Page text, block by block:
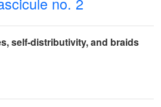
self-distributivity, and braids